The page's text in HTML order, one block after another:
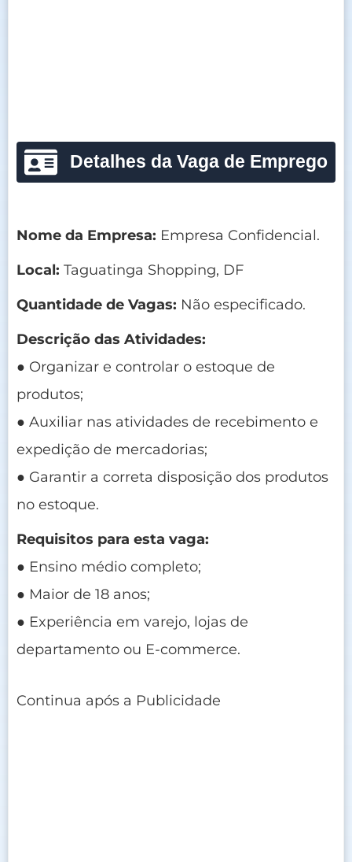
Detalhes da Vaga de Emprego
Nome da Empresa: Empresa Confidencial.
Local: Taguatinga Shopping, DF
Quantidade de Vagas: Não especificado.
Descrição das Atividades:
● Organizar e controlar o estoque de
produtos;
● Auxiliar nas atividades de recebimento e
expedição de mercadorias;
● Garantir a correta disposição dos produtos
no estoque.
Requisitos para esta vaga:
● Ensino médio completo;
● Maior de 18 anos;
● Experiência em varejo, lojas de
departamento ou E-commerce.
Continua após a Publicidade